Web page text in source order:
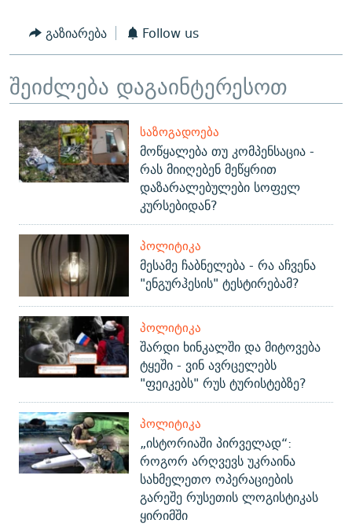
გაზიარება Follow us
შეიძლება დაგაინტერესოთ
ᲡᲐᲖᲝᲒᲐᲓᲝᲔᲑᲐ
მოწყალება თუ კომპენსაცია -
რას მიიღებენ მეწყრით
დაზარალებულები სოფელ
კურსებიდან?
ᲞᲝᲚᲘᲢᲘᲙᲐ
მესამე ჩაბნელება - რა აჩვენა
"ენგურჰესის" ტესტირებამ?
ᲞᲝᲚᲘᲢᲘᲙᲐ
შარდი ხინკალში და მიტოვება
ტყეში - ვინ ავრცელებს
"ფეიკებს" რუს ტურისტებზე?
ᲞᲝᲚᲘᲢᲘᲙᲐ
„ისტორიაში პირველად“:
როგორ არღვევს უკრაინა
სახმელეთო ოპერაციების
გარეშე რუსეთის ლოგისტიკას
ყირიმში